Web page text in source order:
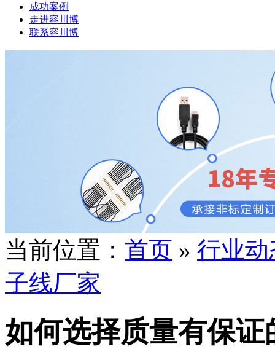
成功案例
走进容川博
联系容川博
当前位置： 首页 » 行业动
子线厂家
如何选择质量有保证